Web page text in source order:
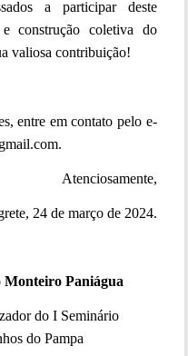
a participar deste
construção coletiva do
valiosa contribuição!
entre em contato pelo e-
Atenciosamente,
24 de março de 2024.
Paniágua
do I Seminário
do Pampa